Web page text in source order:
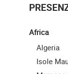
Africa
Algeria
Isole